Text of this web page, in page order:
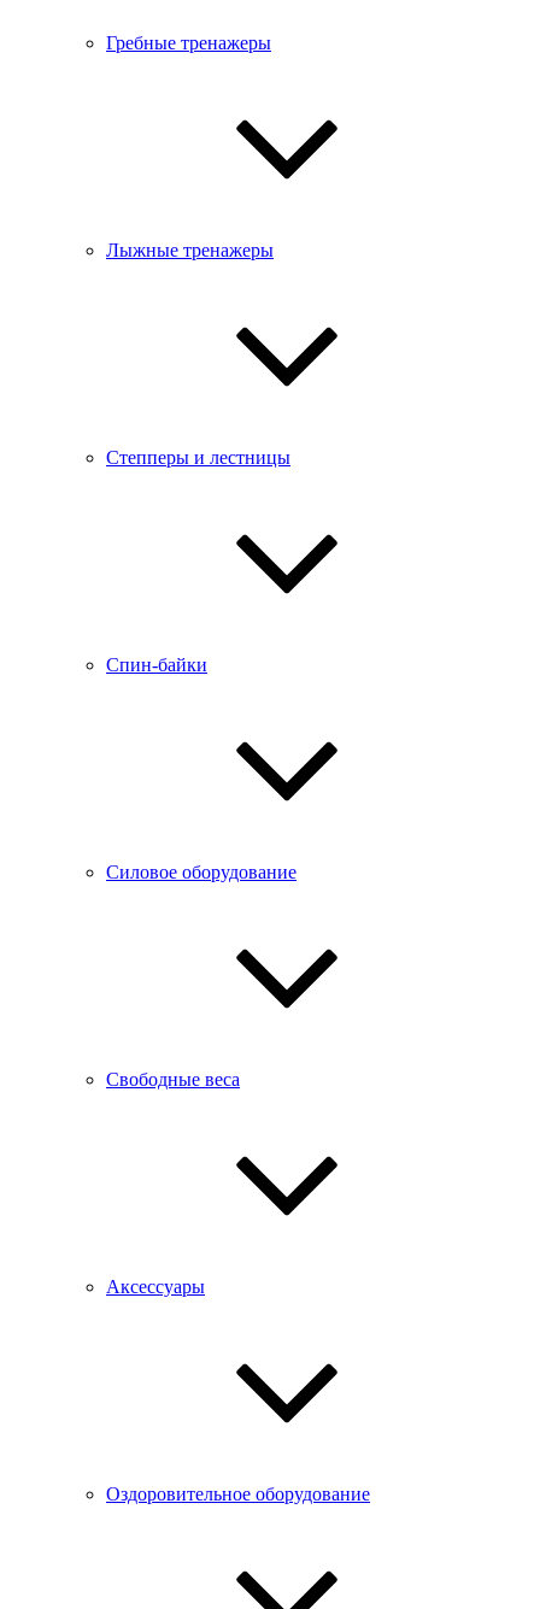
Гребные тренажеры
Лыжные тренажеры
Степперы и лестницы
Спин-байки
Силовое оборудование
Свободные веса
Аксессуары
Оздоровительное оборудование